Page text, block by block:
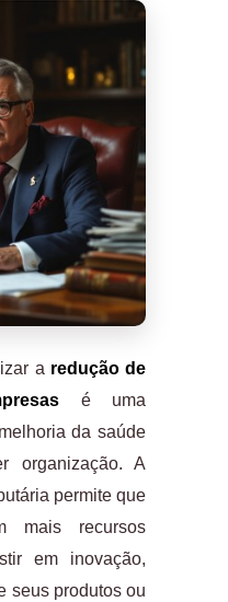
a redução de
é uma
da saúde
organização. A
permite que
mais recursos
em inovação,
seus produtos ou